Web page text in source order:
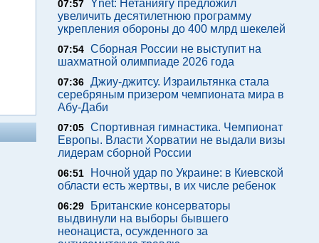
07:57 Ynet: Нетаниягу предложил
увеличить десятилетнюю программу
укрепления обороны до 400 млрд шекелей
07:54 Сборная России не выступит на
шахматной олимпиаде 2026 года
07:36 Джиу-джитсу. Израильтянка стала
серебряным призером чемпионата мира в
Абу-Даби
07:05 Спортивная гимнастика. Чемпионат
Европы. Власти Хорватии не выдали визы
лидерам сборной России
06:51
Ночной удар по Украине: в Киевской
области есть жертвы, в их числе ребенок
06:29
Британские консерваторы
выдвинули на выборы бывшего
неонациста, осужденного за